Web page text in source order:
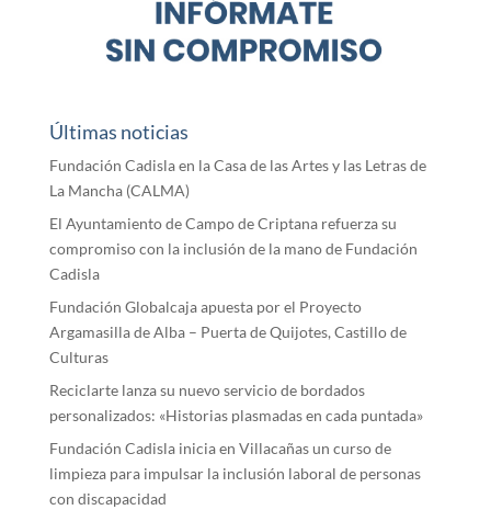
Últimas noticias
Fundación Cadisla en la Casa de las Artes y las Letras de
La Mancha (CALMA)
El Ayuntamiento de Campo de Criptana refuerza su
compromiso con la inclusión de la mano de Fundación
Cadisla
Fundación Globalcaja apuesta por el Proyecto
Argamasilla de Alba – Puerta de Quijotes, Castillo de
Culturas
Reciclarte lanza su nuevo servicio de bordados
personalizados: «Historias plasmadas en cada puntada»
Fundación Cadisla inicia en Villacañas un curso de
limpieza para impulsar la inclusión laboral de personas
con discapacidad